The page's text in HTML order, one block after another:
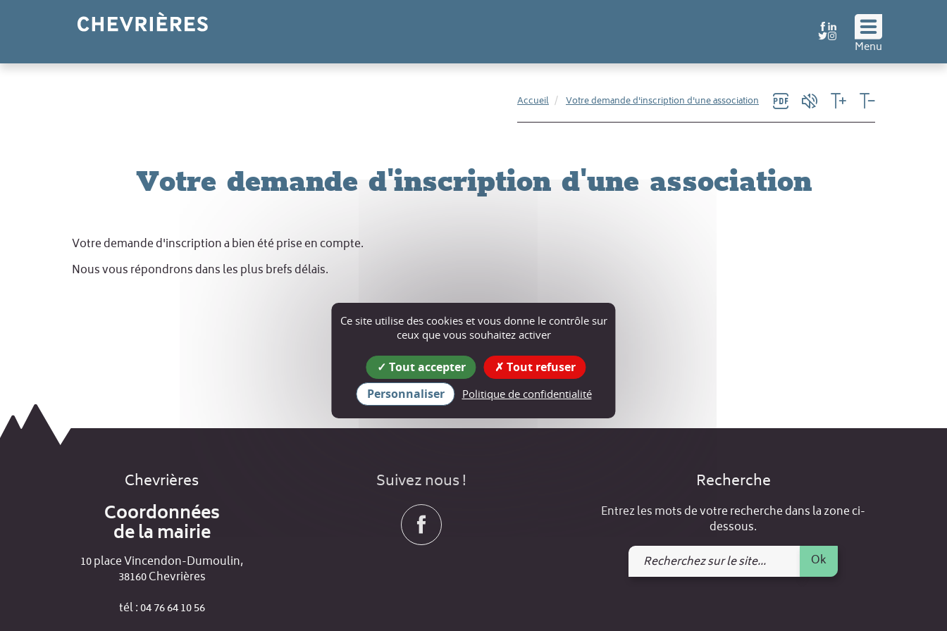
Suivez
!
Menu
Accueil Votre demande d'inscription d'une association
Votre demande d'inscription d'une association
Votre demande d'inscription a bien été prise en compte.
Nous vous répondrons dans les plus brefs délais.
Chevrières
Coordonnées
de la mairie
10 place Vincendon-Dumoulin,
38160 Chevrières
tél : 04 76 64 10 56
Suivez nous ! Recherche
Entrez les mots de votre recherche dans la zone ci-
dessous.
Recherchez
sur
Ok
Ce site utilise des cookies et vous donne le contrôle sur
ceux que vous souhaitez activer
Tout accepter
Tout refuser
Personnaliser
Politique de confidentialité